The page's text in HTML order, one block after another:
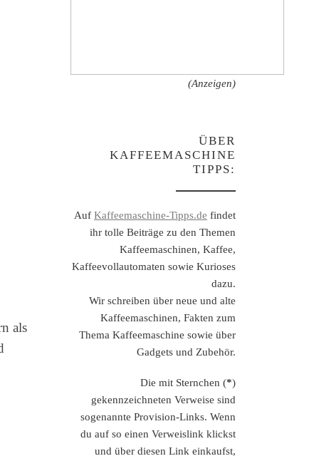
als
(Anzeigen)
ÜBER
KAFFEEMASCHINE
TIPPS:
Auf Kaffeemaschine-Tipps.de findet
ihr tolle Beiträge zu den Themen
Kaffeemaschinen, Kaffee,
Kaffeevollautomaten sowie Kurioses
dazu.
Wir schreiben über neue und alte
Kaffeemaschinen, Fakten zum
Thema Kaffeemaschine sowie über
Gadgets und Zubehör.
Die mit Sternchen (*)
gekennzeichneten Verweise sind
sogenannte Provision-Links. Wenn
du auf so einen Verweislink klickst
und über diesen Link einkaufst,